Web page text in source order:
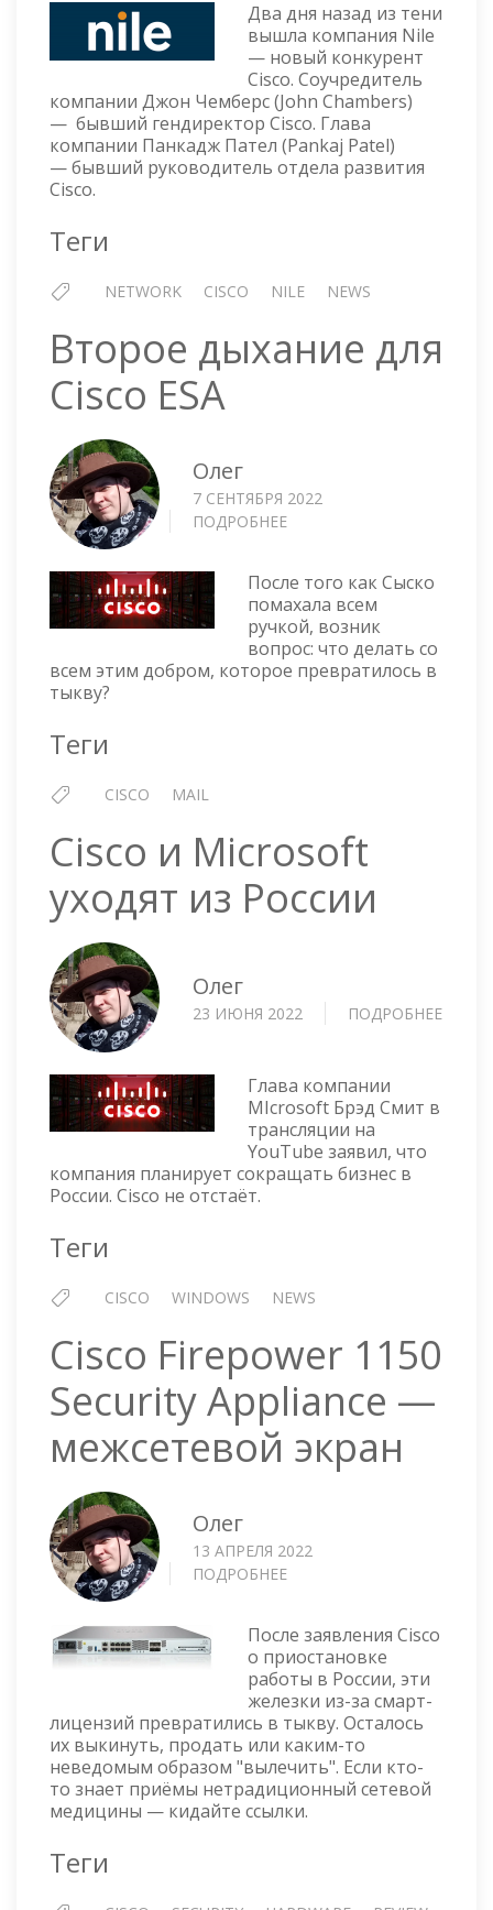
НОВЫЙ
КОНКУРЕНТ
CISCO
Два дня назад из тени
вышла компания Nile
— новый конкурент
Cisco. Соучредитель
компании Джон Чемберс (John Chambers)
— бывший гендиректор Cisco. Глава
компании Панкадж Пател (Pankaj Patel)
— бывший руководитель отдела развития
Cisco.
Теги
NETWORK CISCO NILE NEWS
Второе дыхание для
Cisco ESA
Олег
7 СЕНТЯБРЯ 2022
ПОДРОБНЕЕ
ДЛЯ
CISCO
ESA
После того как Сыско
помахала всем
ручкой, возник
вопрос: что делать со
всем этим добром, которое превратилось в
тыкву?
Теги
CISCO MAIL
Cisco и Microsoft
уходят из России
Олег
23 ИЮНЯ 2022 ПОДРОБНЕЕ
Глава компании
MIcrosoft Брэд Смит в
трансляции на
YouTube заявил, что
компания планирует сокращать бизнес в
России. Cisco не отстаёт.
Теги
CISCO WINDOWS NEWS
Cisco Firepower 1150
Security Appliance —
межсетевой экран
Олег
13 АПРЕЛЯ 2022
ПОДРОБНЕЕ
1150
SECURITY
APPLIANCE
—
МЕЖСЕТЕВОЙ
ЭКРАН
После заявления Cisco
о приостановке
работы в России, эти
железки из-за смарт-
лицензий превратились в тыкву. Осталось
их выкинуть, продать или каким-то
неведомым образом "вылечить". Если кто-
то знает приёмы нетрадиционный сетевой
медицины — кидайте ссылки.
Теги